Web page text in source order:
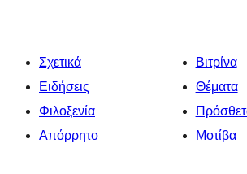
Σχετικά
Ειδήσεις
Φιλοξενία
Απόρρητο
Βιτρίνα
Θέματα
Μοτίβα